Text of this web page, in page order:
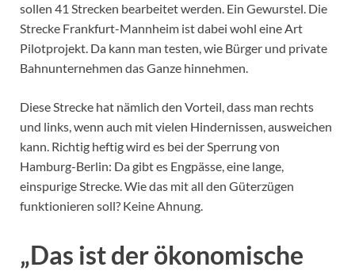
sollen 41 Strecken bearbeitet werden. Ein Gewurstel. Die
Strecke Frankfurt-Mannheim ist dabei wohl eine Art
Pilotprojekt. Da kann man testen, wie Bürger und private
Bahnunternehmen das Ganze hinnehmen.
Diese Strecke hat nämlich den Vorteil, dass man rechts
und links, wenn auch mit vielen Hindernissen, ausweichen
kann. Richtig heftig wird es bei der Sperrung von
Hamburg-Berlin: Da gibt es Engpässe, eine lange,
einspurige Strecke. Wie das mit all den Güterzügen
funktionieren soll? Keine Ahnung.
„Das ist der ökonomische